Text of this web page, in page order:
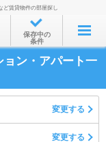
ど賃貸物件の部屋探し
保存中の
条件
ン・アパート一
変更する
変更する